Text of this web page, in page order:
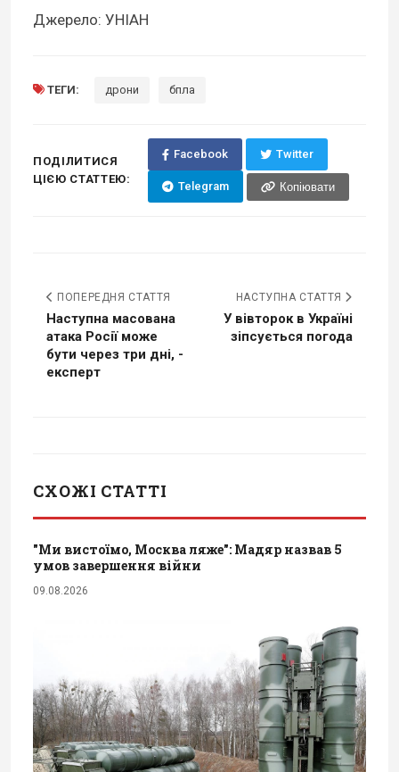
Джерело: УНІАН
ТЕГИ: дрони бпла
ПОДІЛИТИСЯ
ЦІЄЮ СТАТТЕЮ:
Facebook Twitter
Telegram Копіювати
ПОПЕРЕДНЯ СТАТТЯ
Наступна масована
атака Росії може
бути через три дні, -
експерт
НАСТУПНА СТАТТЯ
У вівторок в Україні
зіпсується погода
СХОЖІ СТАТТІ
"Ми вистоїмо, Москва ляже": Мадяр назвав 5
умов завершення війни
09.08.2026